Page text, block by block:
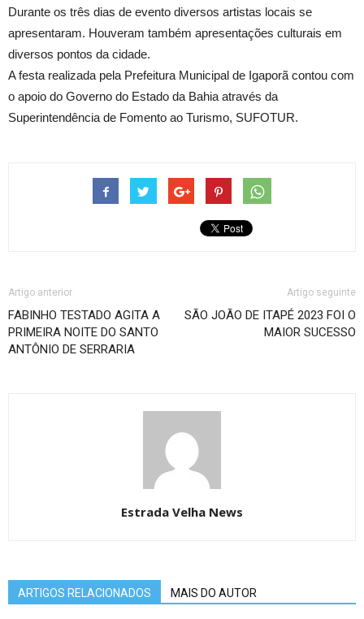
Durante os três dias de evento diversos artistas locais se
apresentaram. Houveram também apresentações culturais em
diversos pontos da cidade.
A festa realizada pela Prefeitura Municipal de Igaporã contou com
o apoio do Governo do Estado da Bahia através da
Superintendência de Fomento ao Turismo, SUFOTUR.
Artigo anterior
FABINHO TESTADO AGITA A
PRIMEIRA NOITE DO SANTO
ANTÔNIO DE SERRARIA
Artigo seguinte
SÃO JOÃO DE ITAPÉ 2023 FOI O
MAIOR SUCESSO
Estrada Velha News
ARTIGOS RELACIONADOS MAIS DO AUTOR